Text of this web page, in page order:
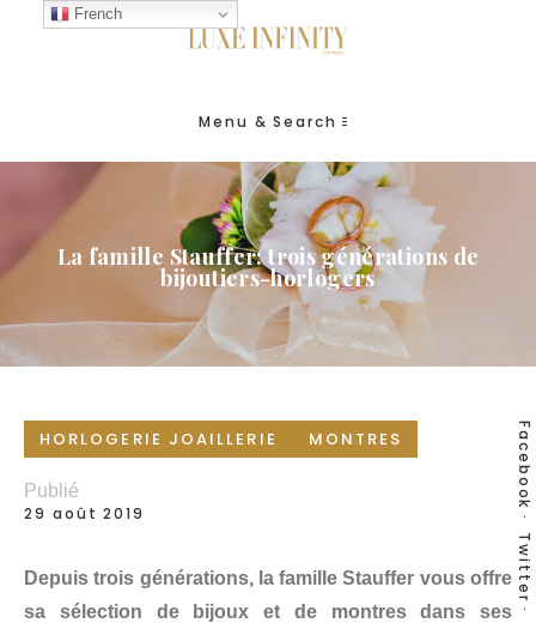
Menu & Search
La famille Stauffer: trois générations de
bijoutiers-horlogers
Facebook
Twitter
HORLOGERIE JOAILLERIE MONTRES
Publié
29 août 2019
Depuis trois générations, la famille Stauffer vous offre
sa sélection de bijoux et de montres dans ses
French